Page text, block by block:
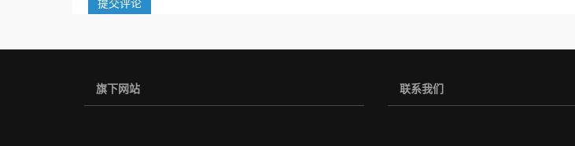
旗下网站 联系我们